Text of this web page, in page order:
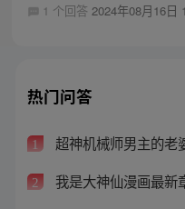
1 个回答 2024年08月16日
热门问答
1 超神机械师男主的老
2 我是大神仙漫画最新